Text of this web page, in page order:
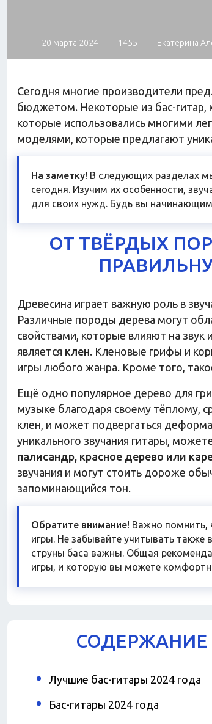
20 марта 2024 1455 Екатерина
Сегодня многие производители
бюджетом. Некоторые из бас-гитар,
которые использовались многими
моделями, которые предлагают
На заметку! В следующих разделах
сегодня. Изучим их особенности,
для своих нужд. Будь вы
ОТ ТВЁРДЫХ
Древесина играет важную роль в
Различные породы дерева могут
свойствами, которые влияют на звук
является клен. Кленовые грифы и
игры любого жанра. Кроме того,
Ещё одно популярное дерево для
музыке благодаря своему тёплому,
клен, и может подвергаться
уникального звучания гитары,
палисандр, красное дерево или
звучания и могут стоить дороже
запоминающийся тон.
Обратите внимание! Важно помнить,
игры. Не забывайте учитывать также
струны баса важны. Общая
игры, и которую вы можете
СОДЕРЖАНИЕ
Лучшие бас-гитары 2024 года
Бас-гитары 2024 года